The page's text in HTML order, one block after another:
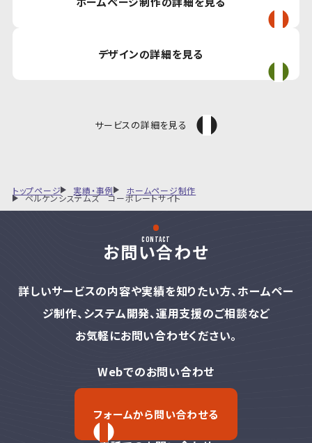
デザインの詳細を見る
サービスの詳細を見る
トップページ 実績・事例 ホームページ制作
ベルケンシステムズ コーポレートサイト
contact
お問い合わせ
詳しいサービスの内容や実績を知りたい方、ホームペー
ジ制作、システム開発、運用支援のご相談など
お気軽にお問い合わせください。
Webでのお問い合わせ
フォームから問い合わせる